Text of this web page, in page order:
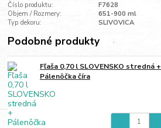
Číslo produktu:
F7628
Objem / Rozmery:
651-900 ml
Typ dekoru:
SLIVOVICA
Podobné produkty
Fľaša 0,70 l SLOVENSKO stredná +
Pálenôčka číra